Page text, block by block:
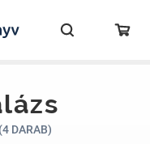
DARAB)